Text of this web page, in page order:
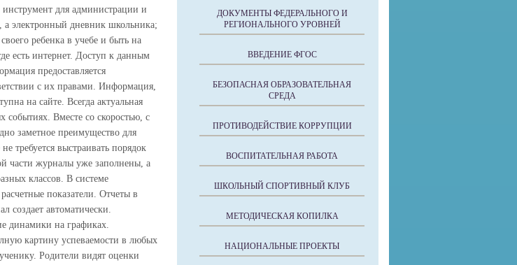
для администрации и
электронный дневник школьника;
ребенка в учебе и быть на
есть интернет. Доступ к данным
предоставляется
с их правами. Информация,
на сайте. Всегда актуальная
Вместе со скоростью, с
заметное преимущество для
требуется выстраивать порядок
части журналы уже заполнены, а
классов. В системе
показатели. Отчеты в
создает автоматически.
динамики на графиках.
картину успеваемости в любых
Родители видят оценки
ДОКУМЕНТЫ ФЕДЕРАЛЬНОГО И
РЕГИОНАЛЬНОГО УРОВНЕЙ
ВВЕДЕНИЕ ФГОС
БЕЗОПАСНАЯ ОБРАЗОВАТЕЛЬНАЯ
СРЕДА
ПРОТИВОДЕЙСТВИЕ КОРРУПЦИИ
ВОСПИТАТЕЛЬНАЯ РАБОТА
ШКОЛЬНЫЙ СПОРТИВНЫЙ КЛУБ
МЕТОДИЧЕСКАЯ КОПИЛКА
НАЦИОНАЛЬНЫЕ ПРОЕКТЫ